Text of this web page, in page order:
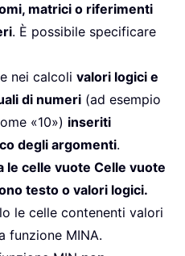
matrici o riferimenti
. È possibile specificare
nei calcoli valori logici e
di numeri (ad esempio
«10») inseriti
degli argomenti.
le celle vuote Celle vuote
testo o valori logici.
le celle contenenti valori
funzione MINA.